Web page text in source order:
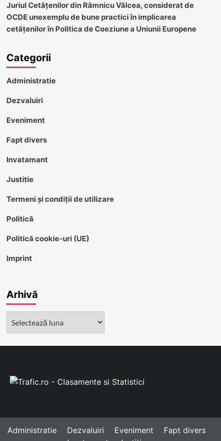
Juriul Cetățenilor din Râmnicu Vâlcea, considerat de
OCDE unexemplu de bune practici în implicarea
cetățenilor în Politica de Coeziune a Uniunii Europene
Categorii
Administratie
Dezvaluiri
Eveniment
Fapt divers
Invatamant
Justitie
Termeni și condiții de utilizare
Politică
Politică cookie-uri (UE)
Imprint
Arhivă
Administratie Dezvaluiri Eveniment
Fapt divers